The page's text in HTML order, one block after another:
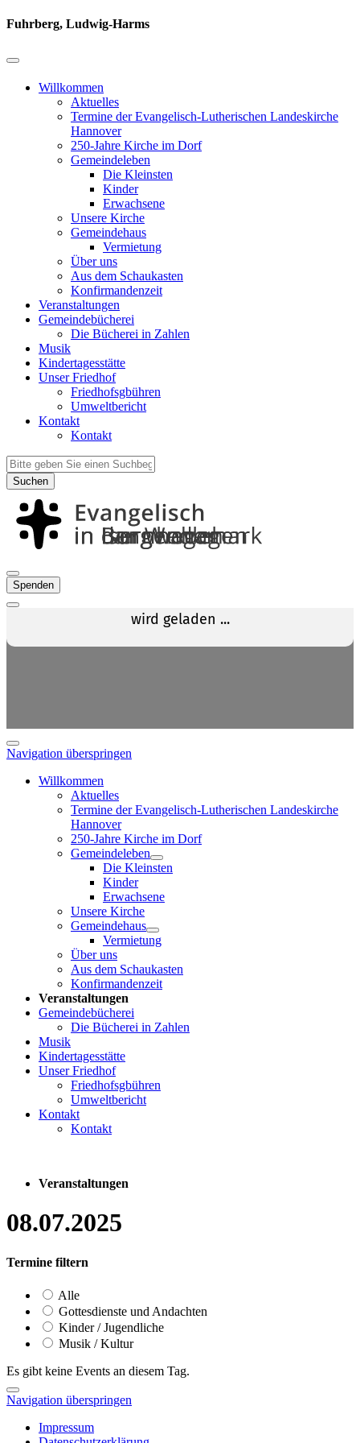
Fuhrberg, Ludwig-Harms
Willkommen
Aktuelles
Termine der Evangelisch-Lutherischen Landeskirche
Hannover
250-Jahre Kirche im Dorf
Gemeindeleben
Die Kleinsten
Kinder
Erwachsene
Unsere Kirche
Gemeindehaus
Vermietung
Über uns
Aus dem Schaukasten
Konfirmandenzeit
Veranstaltungen
Gemeindebücherei
Die Bücherei in Zahlen
Musik
Kindertagesstätte
Unser Friedhof
Friedhofsgbühren
Umweltbericht
Kontakt
Kontakt
Suchen
Spenden
Navigation überspringen
Willkommen
Aktuelles
Termine der Evangelisch-Lutherischen Landeskirche
Hannover
250-Jahre Kirche im Dorf
Gemeindeleben
Die Kleinsten
Kinder
Erwachsene
Unsere Kirche
Gemeindehaus
Vermietung
Über uns
Aus dem Schaukasten
Konfirmandenzeit
Veranstaltungen
Gemeindebücherei
Die Bücherei in Zahlen
Musik
Kindertagesstätte
Unser Friedhof
Friedhofsgbühren
Umweltbericht
Kontakt
Kontakt
Veranstaltungen
08.07.2025
Termine filtern
Alle
Gottesdienste und Andachten
Kinder / Jugendliche
Musik / Kultur
Es gibt keine Events an diesem Tag.
Navigation überspringen
Impressum